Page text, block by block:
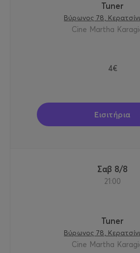
Tuner
Βύρωνος 78,
Cine Martha
4€
Εισιτήρια
Σαβ 8/8
21:00
Tuner
Βύρωνος 78,
Cine Martha